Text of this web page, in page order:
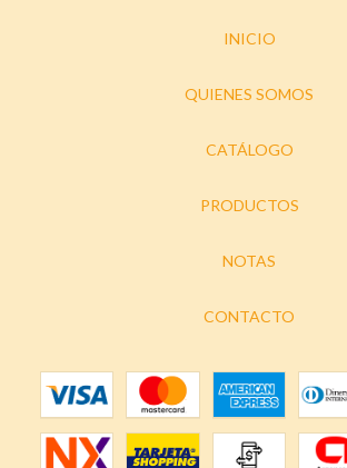
INICIO
QUIENES SOMOS
CATÁLOGO
PRODUCTOS
NOTAS
CONTACTO